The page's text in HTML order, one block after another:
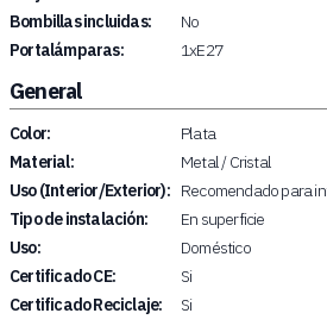
Bombillas incluidas:
No
Portalámparas:
1xE27
General
Color:
Plata
Material:
Metal / Cristal
Uso (Interior/Exterior): Recomendado para
Tipo de instalación:
En superficie
Uso:
Doméstico
Certificado CE:
Si
Certificado Reciclaje:
Si